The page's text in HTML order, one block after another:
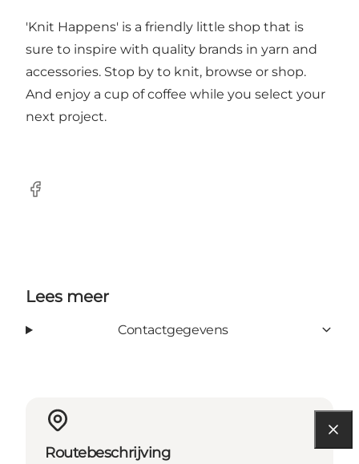
'Knit Happens' is a friendly little shop that is
sure to inspire with quality brands in yarn and
accessories. Stop by to knit, browse or shop.
And enjoy a cup of coffee while you select your
next project.
Facebook
Lees meer
Contactgegevens
Routebeschrijving